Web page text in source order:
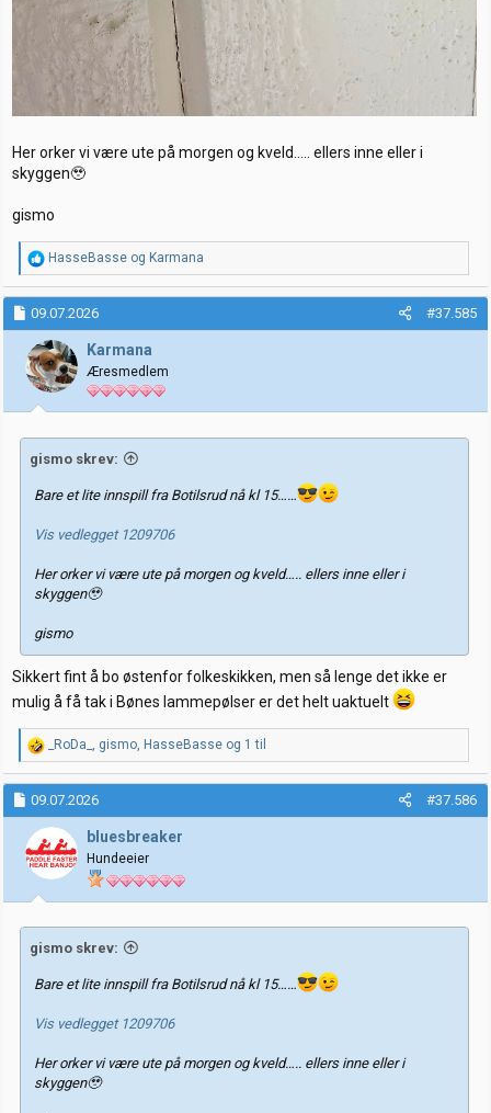
Her orker vi være ute på morgen og kveld….. ellers inne eller i
skyggen🥹
gismo
R
e
a
k
s
j
o
n
e
r
HasseBasse og Karmana
09.07.2026 #37.585
Karmana
Æresmedlem
gismo skrev:
Bare et lite innspill fra Botilsrud nå kl 15……
Vis vedlegget 1209706
Her orker vi være ute på morgen og kveld….. ellers inne eller i
skyggen🥹
gismo
Sikkert fint å bo østenfor folkeskikken, men så lenge det ikke er
mulig å få tak i Bønes lammepølser er det helt uaktuelt
R
e
a
k
j
o
n
e
r
_RoDa_ gismo HasseBasse og 1 til
09.07.2026 #37.586
bluesbreaker
Hundeeier
gismo skrev:
Bare et lite innspill fra Botilsrud nå kl 15……
Vis vedlegget 1209706
Her orker vi være ute på morgen og kveld….. ellers inne eller i
skyggen🥹